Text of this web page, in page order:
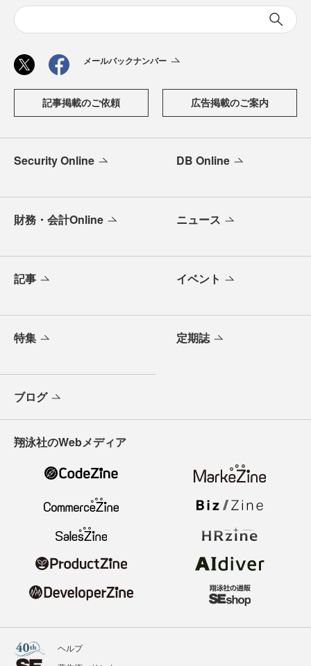
メールバックナンバー
記事掲載のご依頼 広告掲載のご案内
Security Online DB Online
財務・会計Online ニュース
記事 イベント
特集 定期誌
ブログ
翔泳社のWebメディア
ヘルプ